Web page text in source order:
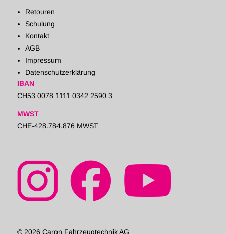
Retouren
Schulung
Kontakt
AGB
Impressum
Datenschutzerklärung
IBAN
CH53 0078 1111 0342 2590 3
MWST
CHE-428.784.876 MWST
© 2026 Caron Fahrzeugtechnik AG